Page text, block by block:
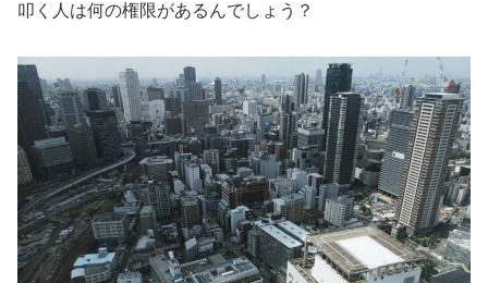
叩く人は何の権限があるんでしょう？